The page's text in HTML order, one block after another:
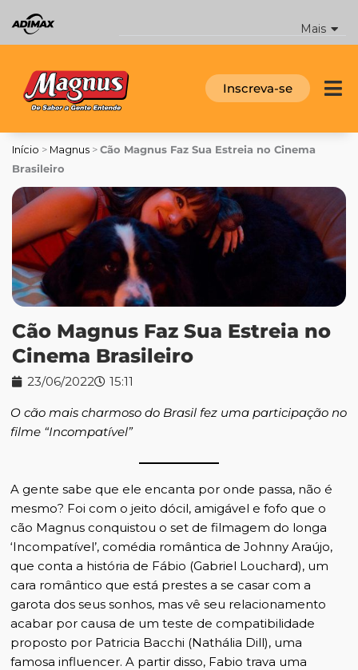
para
o
Mais
Inscreva-se
Início > Magnus > Cão Magnus Faz Sua Estreia no Cinema
Brasileiro
Cão Magnus Faz Sua Estreia no
Cinema Brasileiro
23/06/2022 15:11
O cão mais charmoso do Brasil fez uma participação no
filme “Incompatível”
A gente sabe que ele encanta por onde passa, não é
mesmo? Foi com o jeito dócil, amigável e fofo que o
cão Magnus conquistou o set de filmagem do longa
‘Incompatível’, comédia romântica de Johnny Araújo,
que conta a história de Fábio (Gabriel Louchard), um
cara romântico que está prestes a se casar com a
garota dos seus sonhos, mas vê seu relacionamento
acabar por causa de um teste de compatibilidade
proposto por Patricia Bacchi (Nathália Dill), uma
famosa influencer. A partir disso, Fabio trava uma